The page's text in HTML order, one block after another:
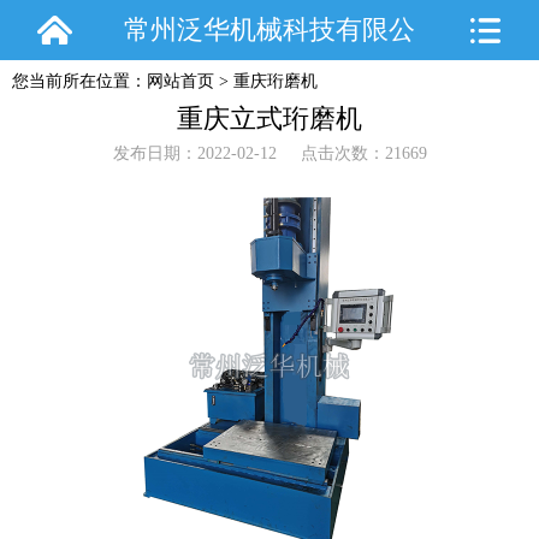
常州泛华机械科技有限公
司
您当前所在位置： 网站首页 > 重庆珩磨机
重庆立式珩磨机
发布日期：2022-02-12 点击次数：21669